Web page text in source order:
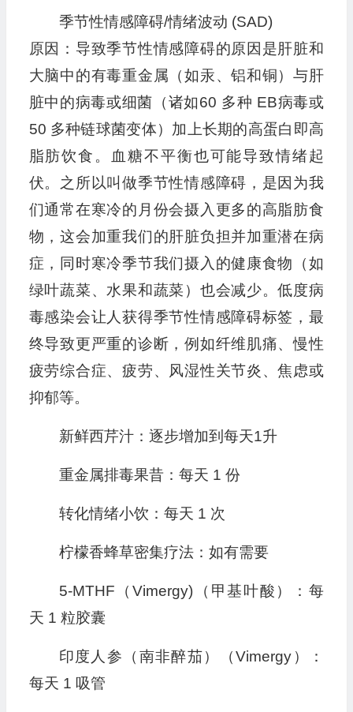
季节性情感障碍/情绪波动 (SAD)
原因：导致季节性情感障碍的原因是肝脏和
大脑中的有毒重金属（如汞、铝和铜）与肝
脏中的病毒或细菌（诸如60 多种 EB病毒或
50 多种链球菌变体）加上长期的高蛋白即高
脂肪饮食。血糖不平衡也可能导致情绪起
伏。之所以叫做季节性情感障碍，是因为我
们通常在寒冷的月份会摄入更多的高脂肪食
物，这会加重我们的肝脏负担并加重潜在病
症，同时寒冷季节我们摄入的健康食物（如
绿叶蔬菜、水果和蔬菜）也会减少。低度病
毒感染会让人获得季节性情感障碍标签，最
终导致更严重的诊断，例如纤维肌痛、慢性
疲劳综合症、疲劳、风湿性关节炎、焦虑或
抑郁等。
新鲜西芹汁：逐步增加到每天1升
重金属排毒果昔：每天 1 份
转化情绪小饮：每天 1 次
柠檬香蜂草密集疗法：如有需要
5-MTHF（Vimergy)（甲基叶酸）：每
天 1 粒胶囊
印度人参（南非醉茄）（Vimergy）：
每天 1 吸管